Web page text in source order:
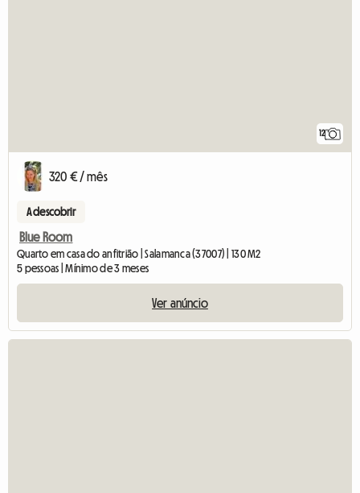
12
320 € / mês
A descobrir
Blue Room
Quarto em casa do anfitrião | Salamanca (37007) | 130 M2
5 pessoas | Mínimo de 3 meses
Ver anúncio